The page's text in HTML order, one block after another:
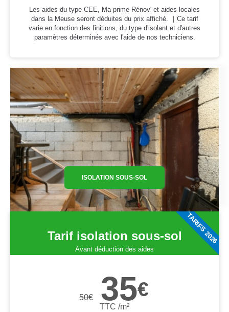
Les aides du type CEE, Ma prime Rénov' et aides locales
dans la Meuse seront déduites du prix affiché. ｜Ce tarif
varie en fonction des finitions, du type d'isolant et d'autres
paramètres déterminés avec l'aide de nos techniciens.
ISOLATION SOUS-SOL
Tarif isolation sous-sol
Avant déduction des aides
50€ 35€
TTC /m²
TARIFS 2026